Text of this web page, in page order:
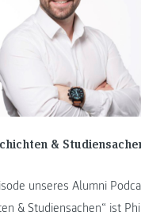
&
unseres Alumni
& Studiensachen“ ist